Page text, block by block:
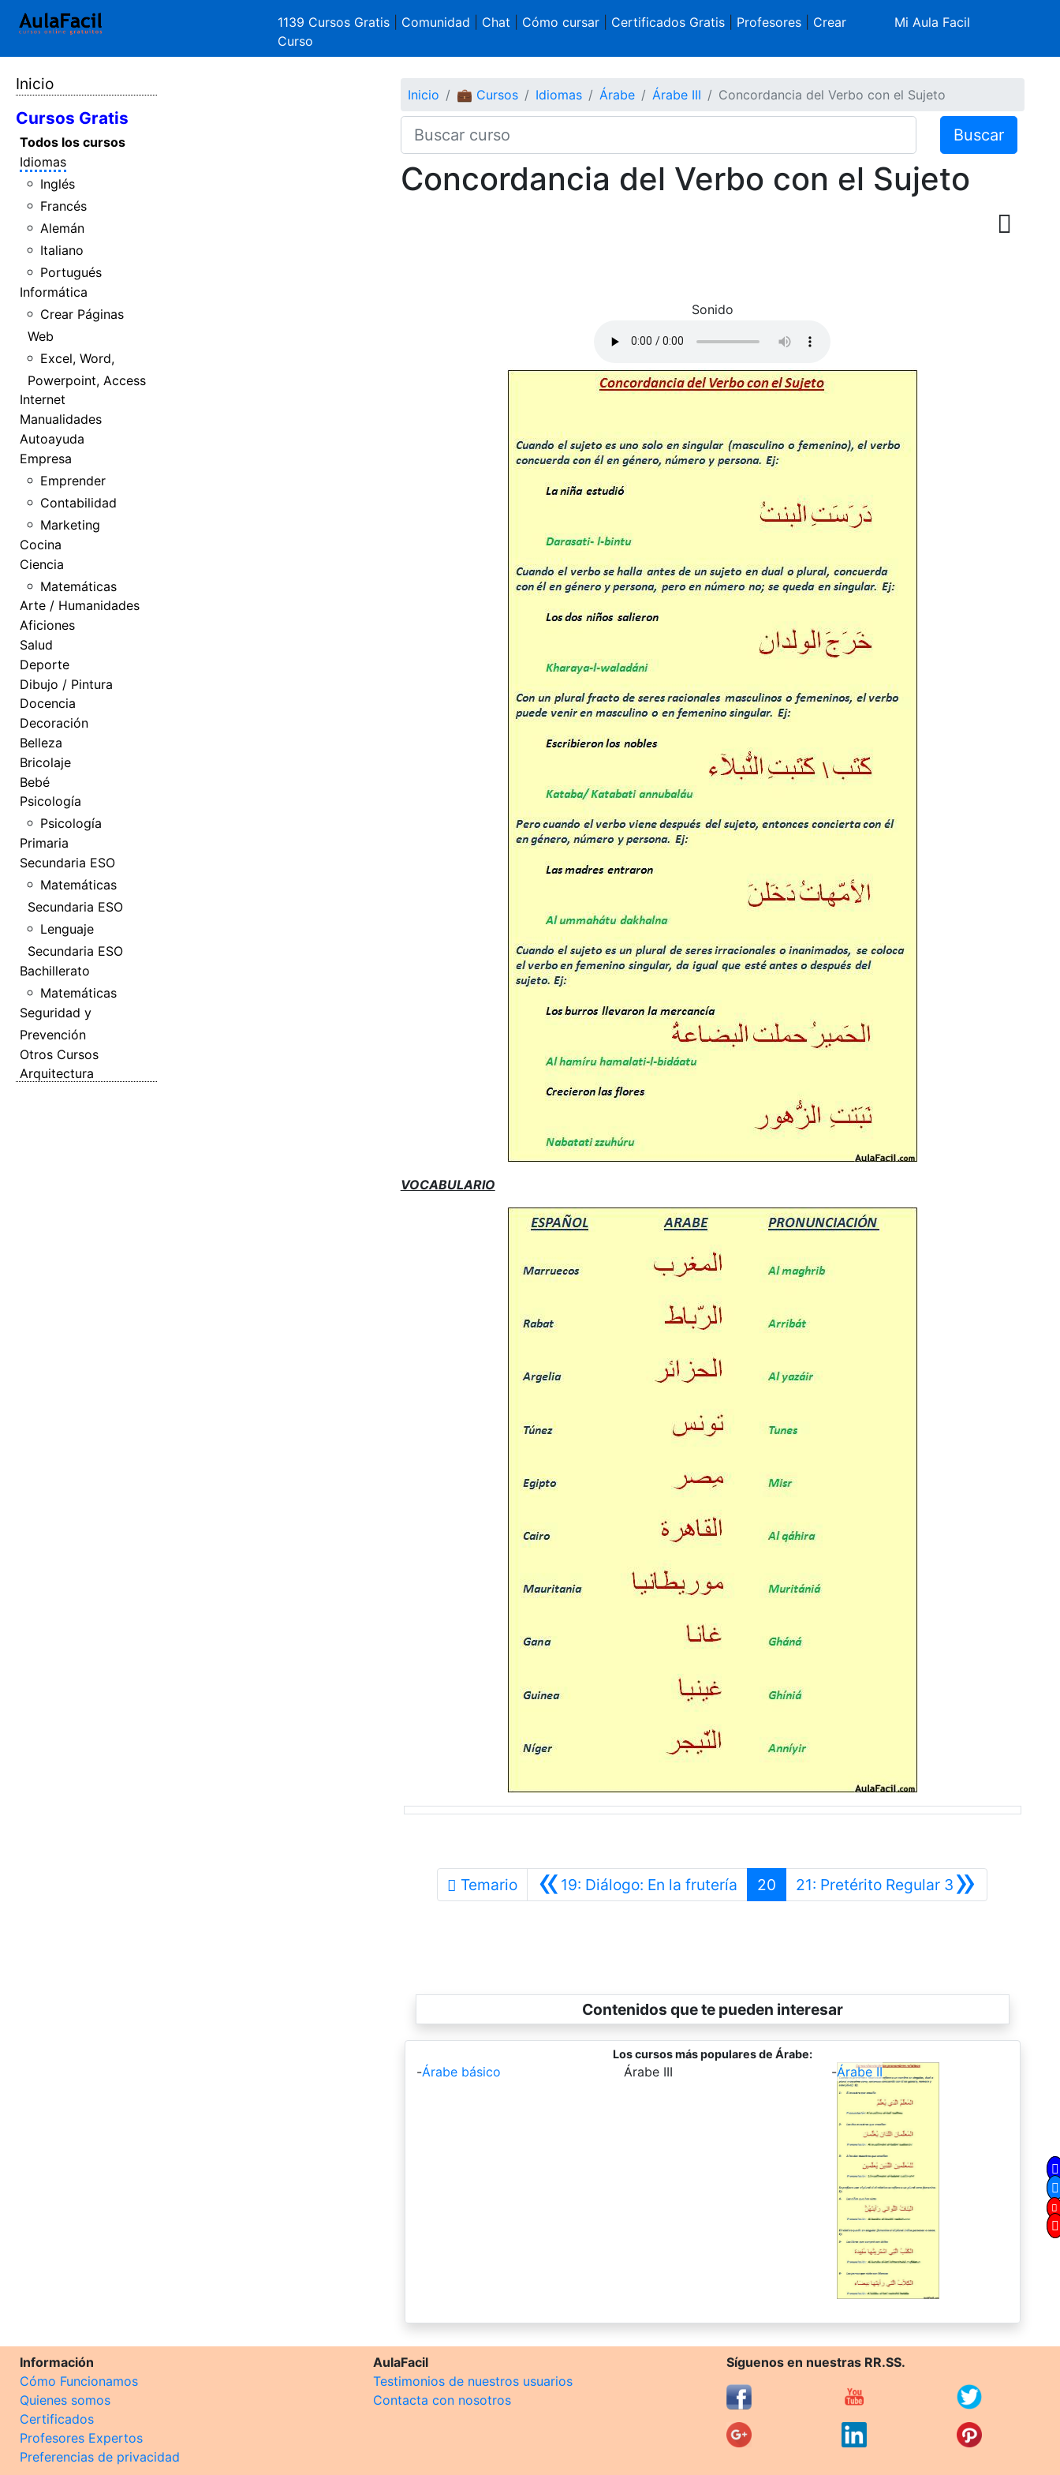
1139 Cursos Gratis Comunidad Chat Cómo cursar| Certificados Gratis| Profesores| Crear
Curso
Mi Aula Facil
Inicio
Cursos Gratis
Todos los cursos
Idiomas
Inglés
Francés
Alemán
Italiano
Portugués
Informática
Crear Páginas
Web
Excel, Word,
Powerpoint, Access
Internet
Manualidades
Autoayuda
Empresa
Emprender
Contabilidad
Marketing
Cocina
Ciencia
Matemáticas
Arte / Humanidades
Aficiones
Salud
Deporte
Dibujo / Pintura
Docencia
Decoración
Belleza
Bricolaje
Bebé
Psicología
Psicología
Primaria
Secundaria ESO
Matemáticas
Secundaria ESO
Lenguaje
Secundaria ESO
Bachillerato
Matemáticas
Seguridad y
Prevención
Otros Cursos
Arquitectura
Inicio 💼 Cursos Idiomas Árabe Árabe III Concordancia del Verbo con el Sujeto
Buscar
Concordancia del Verbo con el Sujeto
Sonido
VOCABULARIO
Temario «19: Diálogo: En la frutería Anterior
20 »
21: Pretérito Regular 3 Siguiente
Contenidos que te pueden interesar
Los cursos más populares de Árabe:
-Árabe básico -
Árabe III -Árabe II
Información
Cómo Funcionamos
Quienes somos
Certificados
Profesores Expertos
Preferencias de privacidad
AulaFacil
Testimonios de nuestros usuarios
Contacta con nosotros
Síguenos en nuestras RR.SS.